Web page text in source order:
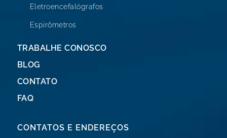
Eletroencefalógrafos
Espirômetros
TRABALHE CONOSCO
BLOG
CONTATO
FAQ
CONTATOS E ENDEREÇOS